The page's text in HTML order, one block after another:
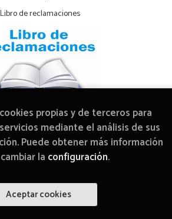
Libro de reclamaciones
Mediática. Todos los Derechos
|Grupo Trevenque
propias y de terceros para
mediante el análisis de sus
Puede obtener más información
la configuración.
Aceptar cookies